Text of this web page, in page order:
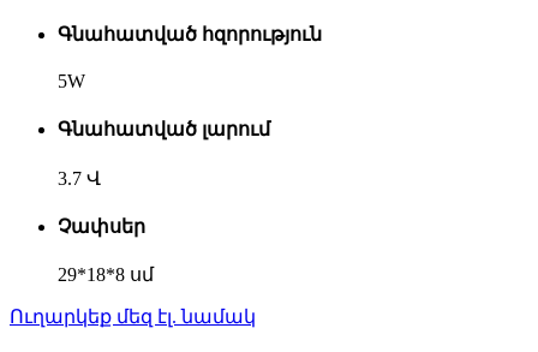
Գնահատված հզորություն
5W
Գնահատված լարում
3.7 Վ
Չափսեր
29*18*8 սմ
Ուղարկեք մեզ էլ. նամակ